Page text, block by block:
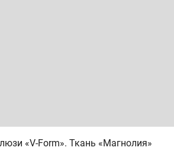
«V-Form». Ткань «Магнолия»